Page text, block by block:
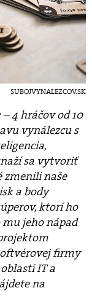
SUBOJVYNALEZCOV.SK
4 hráčov od 10
vynálezcu s
sa vytvoriť
zmenili naše
a body
ktorí ho
jeho nápad
firmy
IT a
na